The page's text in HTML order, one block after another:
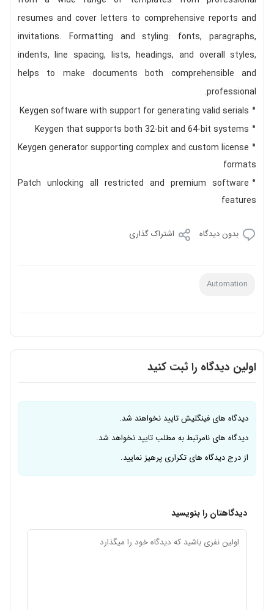
resumes and cover letters to comprehensive reports and
invitations. Formatting and styling: fonts, paragraphs,
indents, line spacing, lists, headings, and overall styles,
helps to make documents both comprehensible and
professional.
Keygen software with support for generating valid serials
Keygen that supports both 32-bit and 64-bit systems
Keygen generator supporting complex and custom license
formats
Patch unlocking all restricted and premium software
features
بدون دیدگاه اشتراک گذاری
Automation
اولین دیدگاه را ثبت کنید
دیدگاه های فینگلیش تایید نخواهند شد.
دیدگاه های نامرتبط به مطلب تایید نخواهد شد.
از درج دیدگاه های تکراری پرهیز نمایید.
دیدگاهتان را بنویسید